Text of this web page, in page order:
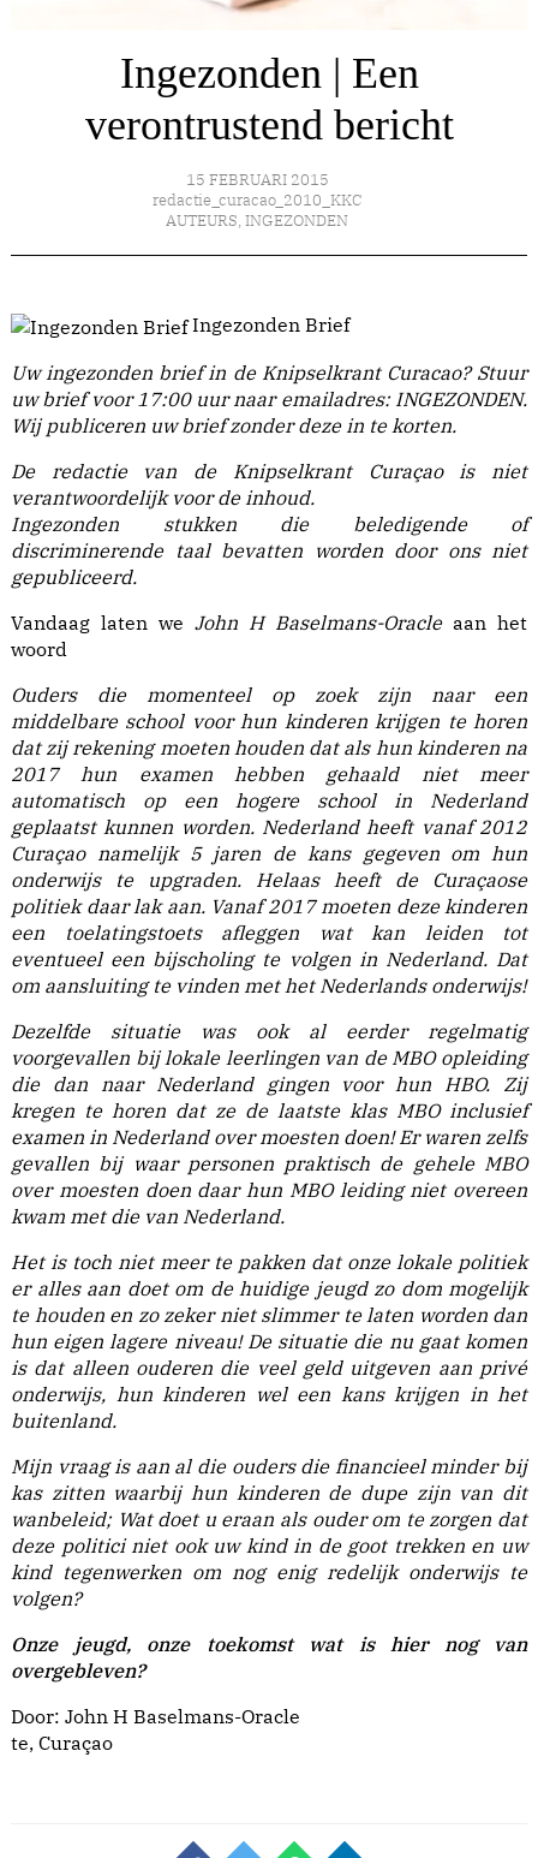
Ingezonden | Een
verontrustend bericht
15 FEBRUARI 2015
redactie_curacao_2010_KKC
AUTEURS, INGEZONDEN
Ingezonden Brief
Uw ingezonden brief in de Knipselkrant Curacao? Stuur
uw brief voor 17:00 uur naar emailadres: INGEZONDEN.
Wij publiceren uw brief zonder deze in te korten.
De redactie van de Knipselkrant Curaçao is niet
verantwoordelijk voor de inhoud.
Ingezonden stukken die beledigende of
discriminerende taal bevatten worden door ons niet
gepubliceerd.
Vandaag laten we John H Baselmans-Oracle aan het
woord
Ouders die momenteel op zoek zijn naar een
middelbare school voor hun kinderen krijgen te horen
dat zij rekening moeten houden dat als hun kinderen na
2017 hun examen hebben gehaald niet meer
automatisch op een hogere school in Nederland
geplaatst kunnen worden. Nederland heeft vanaf 2012
Curaçao namelijk 5 jaren de kans gegeven om hun
onderwijs te upgraden. Helaas heeft de Curaçaose
politiek daar lak aan. Vanaf 2017 moeten deze kinderen
een toelatingstoets afleggen wat kan leiden tot
eventueel een bijscholing te volgen in Nederland. Dat
om aansluiting te vinden met het Nederlands onderwijs!
Dezelfde situatie was ook al eerder regelmatig
voorgevallen bij lokale leerlingen van de MBO opleiding
die dan naar Nederland gingen voor hun HBO. Zij
kregen te horen dat ze de laatste klas MBO inclusief
examen in Nederland over moesten doen! Er waren zelfs
gevallen bij waar personen praktisch de gehele MBO
over moesten doen daar hun MBO leiding niet overeen
kwam met die van Nederland.
Het is toch niet meer te pakken dat onze lokale politiek
er alles aan doet om de huidige jeugd zo dom mogelijk
te houden en zo zeker niet slimmer te laten worden dan
hun eigen lagere niveau! De situatie die nu gaat komen
is dat alleen ouderen die veel geld uitgeven aan privé
onderwijs, hun kinderen wel een kans krijgen in het
buitenland.
Mijn vraag is aan al die ouders die financieel minder bij
kas zitten waarbij hun kinderen de dupe zijn van dit
wanbeleid; Wat doet u eraan als ouder om te zorgen dat
deze politici niet ook uw kind in de goot trekken en uw
kind tegenwerken om nog enig redelijk onderwijs te
volgen?
Onze jeugd, onze toekomst wat is hier nog van
overgebleven?
Door: John H Baselmans-Oracle
te, Curaçao